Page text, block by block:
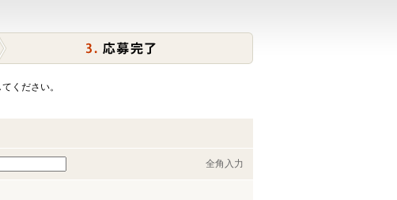
ください。
全角入力